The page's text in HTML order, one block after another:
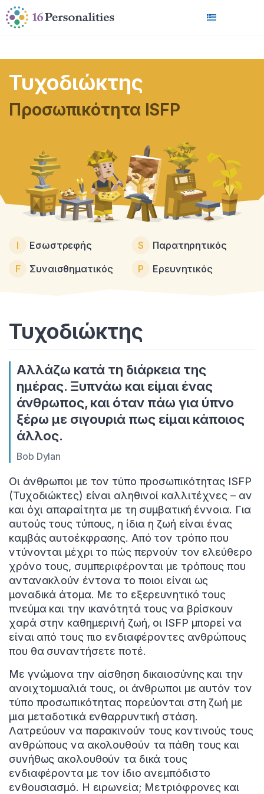
Μετάβαση στο κύριο περιεχόμενο
Μετάβαση στις επιλογές προσβασιμότητας
ελληνικά
Τυχοδιώκτης
Προσωπικότητα ISFP
I Εσωστρεφής S
Παρατηρητικός
F
Συναισθηματικός P Ερευνητικός
Τυχοδιώκτης
Αλλάζω κατά τη διάρκεια της
ημέρας. Ξυπνάω και είμαι ένας
άνθρωπος, και όταν πάω για ύπνο
ξέρω με σιγουριά πως είμαι κάποιος
άλλος.
Bob Dylan
Οι άνθρωποι με τον τύπο προσωπικότητας ISFP
(Τυχοδιώκτες) είναι αληθινοί καλλιτέχνες – αν
και όχι απαραίτητα με τη συμβατική έννοια. Για
αυτούς τους τύπους, η ίδια η ζωή είναι ένας
καμβάς αυτοέκφρασης. Από τον τρόπο που
ντύνονται μέχρι το πώς περνούν τον ελεύθερο
χρόνο τους, συμπεριφέρονται με τρόπους που
αντανακλούν έντονα το ποιοι είναι ως
μοναδικά άτομα. Με το εξερευνητικό τους
πνεύμα και την ικανότητά τους να βρίσκουν
χαρά στην καθημερινή ζωή, οι ISFP μπορεί να
είναι από τους πιο ενδιαφέροντες ανθρώπους
που θα συναντήσετε ποτέ.
Με γνώμονα την αίσθηση δικαιοσύνης και την
ανοιχτομυαλιά τους, οι άνθρωποι με αυτόν τον
τύπο προσωπικότητας πορεύονται στη ζωή με
μια μεταδοτικά ενθαρρυντική στάση.
Λατρεύουν να παρακινούν τους κοντινούς τους
ανθρώπους να ακολουθούν τα πάθη τους και
συνήθως ακολουθούν τα δικά τους
ενδιαφέροντα με τον ίδιο ανεμπόδιστο
ενθουσιασμό. Η ειρωνεία; Μετριόφρονες και